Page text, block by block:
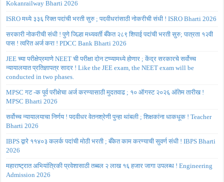
Kokanrailway Bharti 2026
ISRO मध्ये ३३६ रिक्त पदांची भरती सुरु ; पदवीधरांसाठी नोकरीची संधी ! ISRO Bharti 2026
सरकारी नोकरीची संधी ! पुणे जिल्हा मध्यवर्ती बँकेत २८९ शिपाई पदांची भरती सुरु; पात्रता १२वी
पास ! त्वरित अर्ज करा ! PDCC Bank Bharti 2026
JEE च्या परीक्षेप्रमाणे NEET ची परीक्षा दोन टप्प्यामध्ये होणार ; केंद्र सरकारचे सर्वोच्च
न्यायालयात प्रतिज्ञापत्र सादर ! Like the JEE exam, the NEET exam will be
conducted in two phases.
MPSC गट -क पूर्व परीक्षेचा अर्ज करण्यासाठी मुदतवाढ ; १० ऑगस्ट २०२६ अंतिम तारीख !
MPSC Bharti 2026
सर्वोच्च न्यायालयाचा निर्णय ! पदवीधर वेतनश्रेणी पुन्हा थांबली ; शिक्षकांना धाकधूक ! Teacher
Bharti 2026
IBPS द्वारे ११४०३ कलर्क पदांची मोठी भरती ; बँकेत काम करण्याची सुवर्ण संधी ! IBPS Bharti
2026
महाराष्ट्रात अभियांत्रिकी प्रवेशासाठी तब्बल २ लाख १६ हजार जागा उपलब्ध ! Engineering
Admission 2026